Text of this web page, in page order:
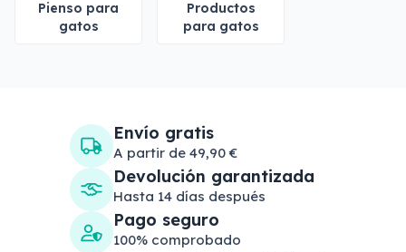
Pienso para
gatos
Productos
para gatos
Envío gratis
A partir de 49,90 €
Devolución garantizada
Hasta 14 días después
Pago seguro
100% comprobado